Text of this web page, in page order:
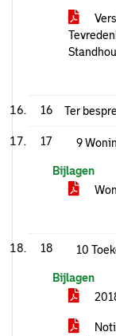
16 Ter
17 9
Bijlagen
18 10
Bijlagen